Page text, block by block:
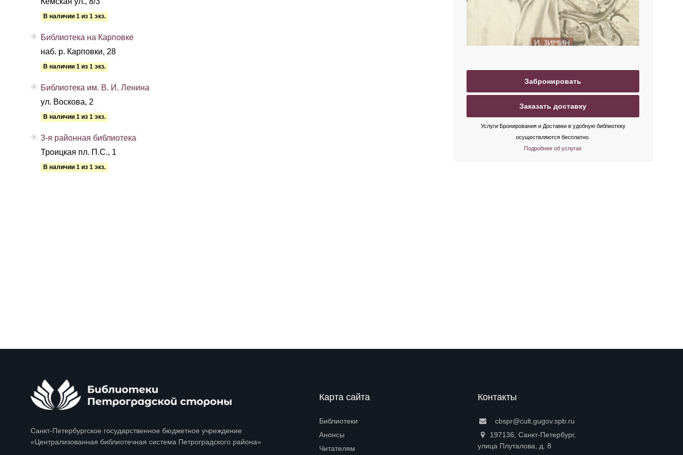
В наличии 1 из 1 экз.
Библиотека на Карповке
наб. р. Карповки, 28
В наличии 1 из 1 экз.
Библиотека им. В. И. Ленина
ул. Воскова, 2
В наличии 1 из 1 экз.
3-я районная библиотека
Троицкая пл. П.С., 1
В наличии 1 из 1 экз.
Забронировать
Заказать доставку
Услуги Бронирования и Доставки в удобную библиотеку
осуществляются бесплатно.
Подробнее об услугах
Санкт-Петербургское государственное бюджетное учреждение
«Централизованная библиотечная система Петроградского района»
Карта сайта
Библиотеки
Анонсы
Читателям
Контакты
cbspr@cult.gugov.spb.ru
197136, Санкт-Петербург,
улица Плуталова, д. 8